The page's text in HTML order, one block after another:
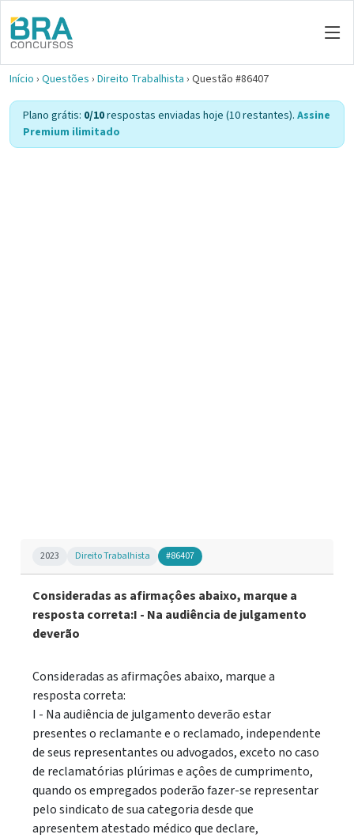
Início › Questões › Direito Trabalhista › Questão #86407
Plano grátis: 0/10respostas enviadas hoje (10 restantes). Assine
Premium ilimitado
2023 Direito Trabalhista #86407
Consideradas as afirmaçôes abaixo, marque a
resposta correta:I - Na audiência de julgamento
deverão
Consideradas as afirmaçôes abaixo, marque a
resposta correta:
I - Na audiência de julgamento deverão estar
presentes o reclamante e o reclamado, independente
de seus representantes ou advogados, exceto no caso
de reclamatórias plúrimas e açôes de cumprimento,
quando os empregados poderão fazer-se representar
pelo sindicato de sua categoria desde que
apresentem atestado médico que declare,